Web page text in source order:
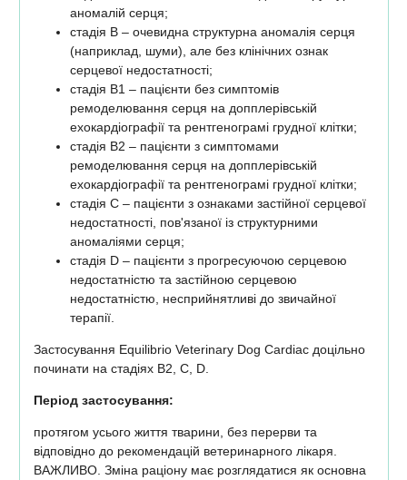
аномалій серця;
стадія В – очевидна структурна аномалія серця
(наприклад, шуми), але без клінічних ознак
серцевої недостатності;
стадія B1 – пацієнти без симптомів
ремоделювання серця на допплерівській
ехокардіографії та рентгенограмі грудної клітки;
стадія B2 – пацієнти з симптомами
ремоделювання серця на допплерівській
ехокардіографії та рентгенограмі грудної клітки;
стадія C – пацієнти з ознаками застійної серцевої
недостатності, пов'язаної із структурними
аномаліями серця;
стадія D – пацієнти з прогресуючою серцевою
недостатністю та застійною серцевою
недостатністю, несприйнятливі до звичайної
терапії.
Застосування Equilibrio Veterinary Dog Cardiac доцільно
починати на стадіях В2, С, D.
Період застосування:
протягом усього життя тварини, без перерви та
відповідно до рекомендацій ветеринарного лікаря.
ВАЖЛИВО. Зміна раціону має розглядатися як основна